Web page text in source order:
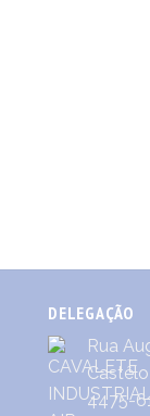
DELEGAÇÃO
Rua
4475-